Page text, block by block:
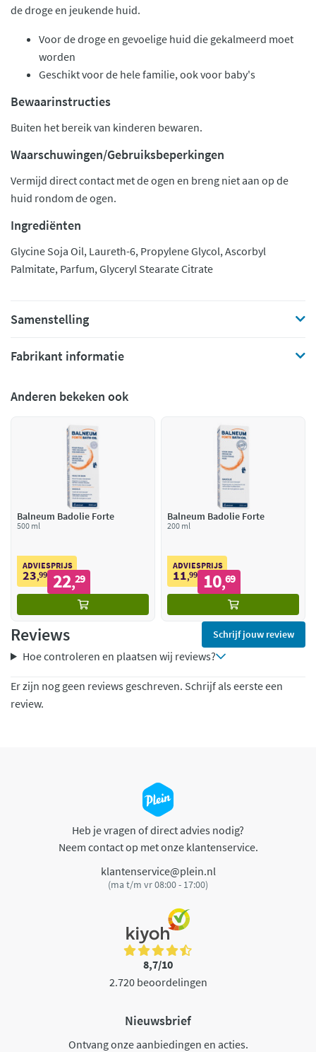
de droge en jeukende huid.
Voor de droge en gevoelige huid die gekalmeerd moet
worden
Geschikt voor de hele familie, ook voor baby's
Bewaarinstructies
Buiten het bereik van kinderen bewaren.
Waarschuwingen/Gebruiksbeperkingen
Vermijd direct contact met de ogen en breng niet aan op de
huid rondom de ogen.
Ingrediënten
Glycine Soja Oil, Laureth-6, Propylene Glycol, Ascorbyl
Palmitate, Parfum, Glyceryl Stearate Citrate
Samenstelling
Fabrikant informatie
Anderen bekeken ook
Balneum Badolie Forte
500 ml
ADVIESPRIJS
23,99 22,29
Balneum Badolie Forte
200 ml
ADVIESPRIJS
11,99 10,69
Reviews Schrijf jouw review
Hoe controleren en plaatsen wij reviews?
Er zijn nog geen reviews geschreven. Schrijf als eerste een
review.
Heb je vragen of direct advies nodig?
Neem contact op met onze klantenservice.
klantenservice@plein.nl
(ma t/m vr 08:00 - 17:00)
8,7/10
2.720 beoordelingen
Nieuwsbrief
Ontvang onze aanbiedingen en acties.